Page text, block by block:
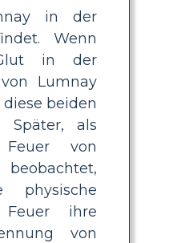
in der
Wenn
in der
Lumnay
beiden
Später, als
von
physische
ihre
von